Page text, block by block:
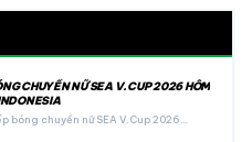
CHUYỀN NỮ SEA V.CUP 2026 HÔM
bóng chuyền nữ SEA V.Cup 2026…